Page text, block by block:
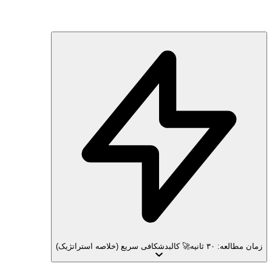
زمان مطالعه: ۳۰ ثانیه 🚀 کالبدشکافی سریع (خلاصه استراتژیک)